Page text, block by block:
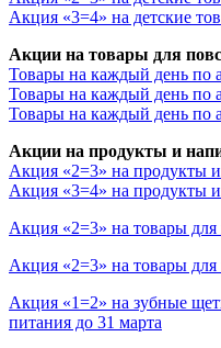
Акция «3=4» на детские
Акции на товары для
Товары на каждый день по
Товары на каждый день по
Товары на каждый день по
Акции на продукты и
Акция «2=3» на продукты
Акция «3=4» на продукты
Акция «2=3» на товары
Акция «2=3» на товары
Акция «1=2» на зубные
питания до 31 марта